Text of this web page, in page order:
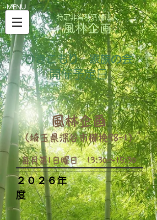
​MENU
特定非営利活動法人
風林企画
ひきこもり 家族の会
​開催予定日
​風林企画
（埼玉県深谷市櫛挽98-1）
​​毎月第1日曜日 13:30〜15:30
​２０２６年
度